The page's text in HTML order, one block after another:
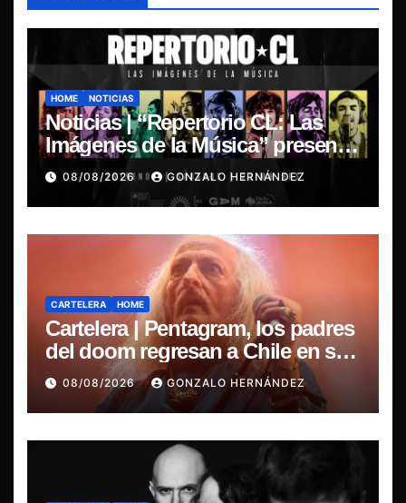
HOME NOTICIAS
Noticias | “Repertorio CL: Las
Imágenes de la Música” presenta
la esencia del nuevo sonido
nacional
08/08/2026 GONZALO HERNÁNDEZ
CARTELERA HOME
Cartelera | Pentagram, los padres
del doom regresan a Chile en su
última misa
08/08/2026 GONZALO HERNÁNDEZ